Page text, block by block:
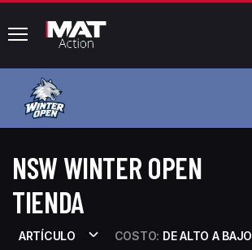
common.menu
NSW WINTER OPEN
TIENDA
ARTÍCULO COSTO: DE ALTO A BAJO